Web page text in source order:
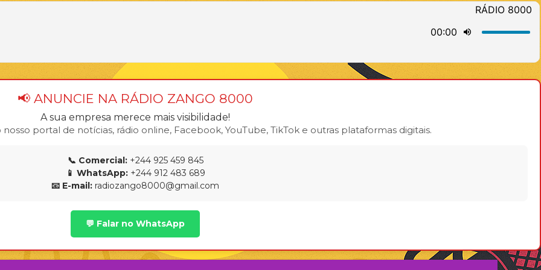
📢 ANUNCIE NA RÁDIO ZANGO 8000
A sua empresa merece mais visibilidade!
portal de notícias, rádio online, Facebook, YouTube, TikTok e outras plataformas digitais.
📞 Comercial:+244 925 459 845
📱 WhatsApp:+244 912 483 689
📧 E-mail: radiozango8000@gmail.com
💬 Falar no WhatsApp